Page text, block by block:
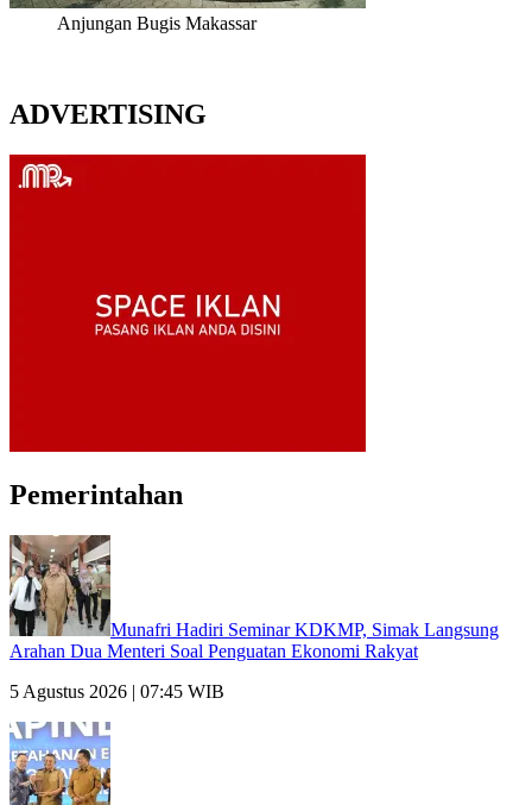
Anjungan Bugis Makassar
ADVERTISING
Pemerintahan
Munafri Hadiri Seminar KDKMP, Simak Langsung
Arahan Dua Menteri Soal Penguatan Ekonomi Rakyat
5 Agustus 2026 | 07:45 WIB